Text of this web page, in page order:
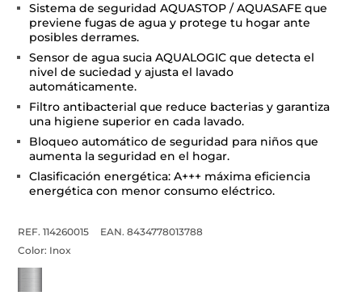
Sistema de seguridad AQUASTOP / AQUASAFE que
previene fugas de agua y protege tu hogar ante
posibles derrames.
Sensor de agua sucia AQUALOGIC que detecta el
nivel de suciedad y ajusta el lavado
automáticamente.
Filtro antibacterial que reduce bacterias y garantiza
una higiene superior en cada lavado.
Bloqueo automático de seguridad para niños que
aumenta la seguridad en el hogar.
Clasificación energética: A+++ máxima eficiencia
energética con menor consumo eléctrico.
REF. 114260015
EAN. 8434778013788
Color: Inox